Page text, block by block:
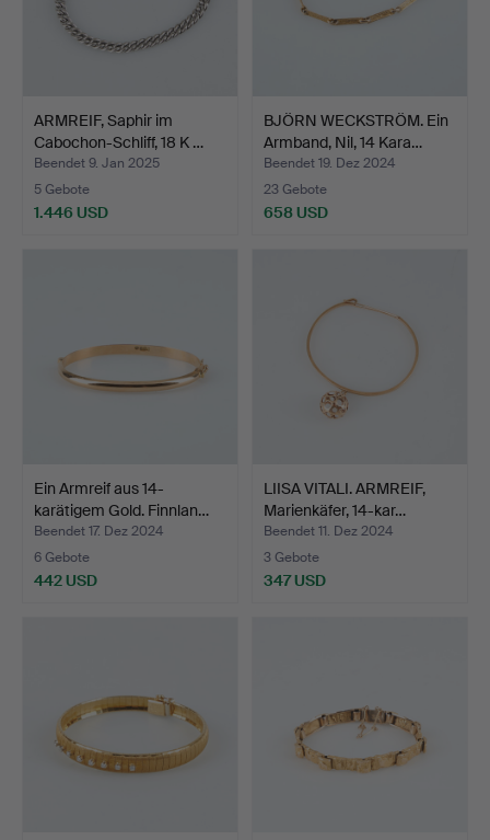
ARMREIF, Saphir im
Cabochon-Schliff, 18 K …
Beendet 9. Jan 2025
5 Gebote
1.446 USD
BJÖRN WECKSTRÖM. Ein
Armband, Nil, 14 Kara…
Beendet 19. Dez 2024
23 Gebote
658 USD
Ein Armreif aus 14-
karätigem Gold. Finnlan…
Beendet 17. Dez 2024
6 Gebote
442 USD
LIISA VITALI. ARMREIF,
Marienkäfer, 14-kar…
Beendet 11. Dez 2024
3 Gebote
347 USD